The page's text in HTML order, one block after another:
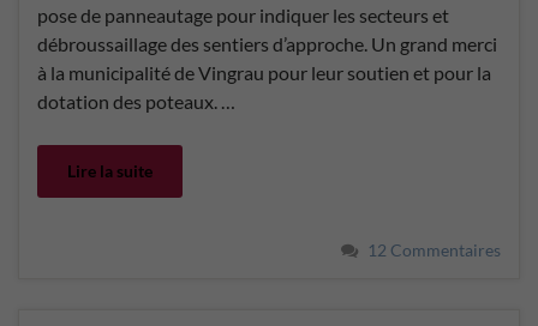
pose de panneautage pour indiquer les secteurs et
débroussaillage des sentiers d’approche. Un grand merci
à la municipalité de Vingrau pour leur soutien et pour la
dotation des poteaux. …
Lire la suite
12 Commentaires